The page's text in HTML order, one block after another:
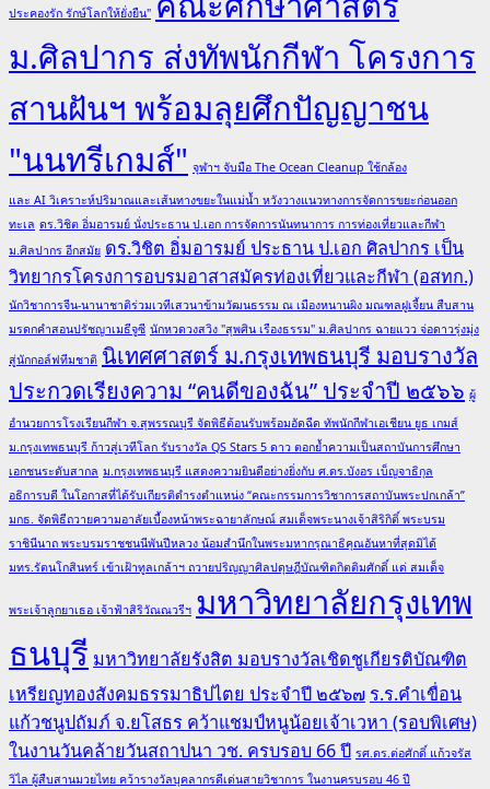
ประคองรัก รักษ์โลกให้ยั่งยืน"
ม.ศิลปากร ส่งทัพนักกีฬา โครงการ
สานฝันฯ พร้อมลุยศึกปัญญาชน
"นนทรีเกมส์" จุฬาฯ จับมือ The Ocean Cleanup ใช้กล้อง
และ AI วิเคราะห์ปริมาณและเส้นทางขยะในแม่น้ำ หวังวางแนวทางการจัดการขยะก่อนออก
ทะเล ดร.วิชิต อิ่มอารมย์ นั่งประธาน ป.เอก การจัดการนันทนาการ การท่องเที่ยวและกีฬา
ม.ศิลปากร อีกสมัย ดร.วิชิต อิ่มอารมย์ ประธาน ป.เอก ศิลปากร เป็น
วิทยากรโครงการอบรมอาสาสมัครท่องเที่ยวและกีฬา (อสทก.)
นักวิชาการจีน-นานาชาติร่วมเวทีเสวนาข้ามวัฒนธรรม ณ เมืองหนานผิง มณฑลฝูเจี้ยน สืบสาน
มรดกคำสอนปรัชญาเมธีจูซี นักหวดวงสวิง "สุพศิน เรืองธรรม" ม.ศิลปากร ฉายแวว จ่อดาวรุ่งมุ่ง
สู่นักกอล์ฟทีมชาติ นิเทศศาสตร์ ม.กรุงเทพธนบุรี มอบรางวัล
ประกวดเรียงความ “คนดีของฉัน” ประจำปี ๒๕๖๖ ผู้
อำนวยการโรงเรียนกีฬา จ.สุพรรณบุรี จัดพิธีต้อนรับพร้อมอัดฉีด ทัพนักกีฬาเอเชียน ยูธ เกมส์
ม.กรุงเทพธนบุรี ก้าวสู่เวทีโลก รับรางวัล QS Stars 5 ดาว ตอกย้ำความเป็นสถาบันการศึกษา
เอกชนระดับสากล ม.กรุงเทพธนบุรี แสดงความยินดีอย่างยิ่งกับ ศ.ดร.บังอร เบ็ญจาธิกุล
อธิการบดี ในโอกาสที่ได้รับเกียรติดำรงตำแหน่ง “คณะกรรมการวิชาการสถาบันพระปกเกล้า”
มกธ. จัดพิธีถวายความอาลัยเบื้องหน้าพระฉายาลักษณ์ สมเด็จพระนางเจ้าสิริกิติ์ พระบรม
ราชินีนาถ พระบรมราชชนนีพันปีหลวง น้อมสำนึกในพระมหากรุณาธิคุณอันหาที่สุดมิได้
มทร.รัตนโกสินทร์ เข้าเฝ้าทูลเกล้าฯ ถวายปริญญาศิลปดุษฎีบัณฑิตกิตติมศักดิ์ แด่ สมเด็จ
พระเจ้าลูกยาเธอ เจ้าฟ้าสิริวัณณวรีฯ มหาวิทยาลัยกรุงเทพ
ธนบุรี มหาวิทยาลัยรังสิต มอบรางวัลเชิดชูเกียรติบัณฑิต
เหรียญทองสังคมธรรมาธิปไตย ประจำปี ๒๕๖๗ ร.ร.คำเขื่อน
แก้วชนูปถัมภ์ จ.ยโสธร คว้าแชมป์หนูน้อยเจ้าเวหา (รอบพิเศษ)
ในงานวันคล้ายวันสถาปนา วช. ครบรอบ 66 ปี รศ.ดร.ต่อศักดิ์ แก้วจรัส
วิไล ผู้สืบสานมวยไทย คว้ารางวัลบุคลากรดีเด่นสายวิชาการ ในงานครบรอบ 46 ปี